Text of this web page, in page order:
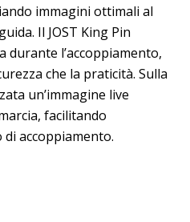
immagini ottimali al
Il JOST King Pin
durante l’accoppiamento,
che la praticità. Sulla
un’immagine live
facilitando
accoppiamento.